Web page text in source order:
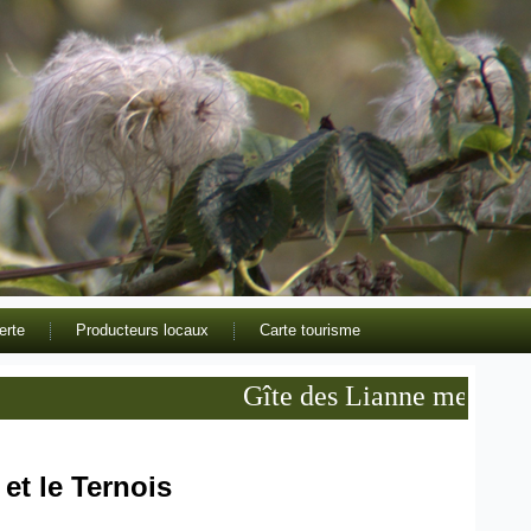
Producteurs locaux Carte tourisme
Gîte des Lianne meublé de
le Ternois